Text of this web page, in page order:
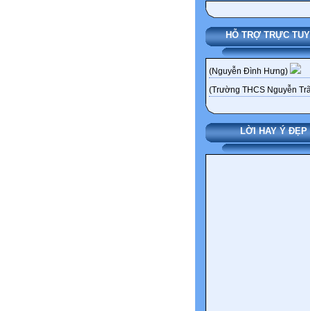
HỖ TRỢ TRỰC
(Nguyễn Đình Hưng)
(Trường THCS Nguyễn
LỜI HAY Ý ĐẸP